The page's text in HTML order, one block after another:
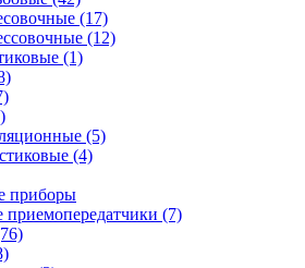
(17)
(12)
(1)
(5)
(4)
приборы
приемопередатчики (7)